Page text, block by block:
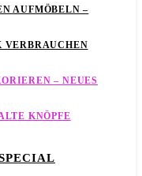
AUFMÖBELN –
VERBRAUCHEN
– NEUES
KNÖPFE